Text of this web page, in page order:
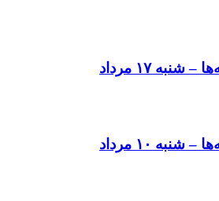
۱۷ مرداد
۱۰ مرداد